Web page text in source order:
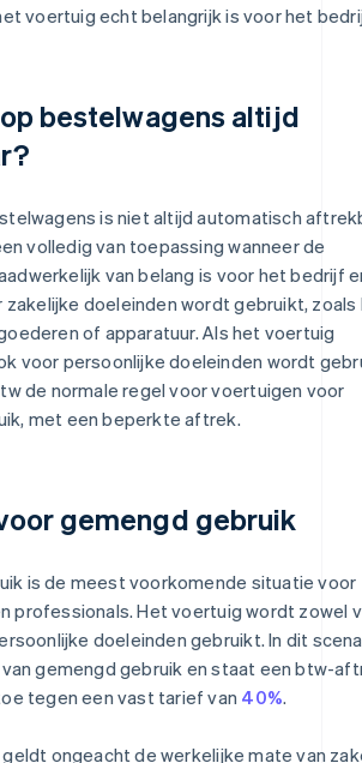
voertuig echt belangrijk is voor het
bestelwagens altijd
is niet altijd automatisch
volledig van toepassing wanneer de
van belang is voor het bedrijf
zakelijke doeleinden wordt gebruikt, zoals
of apparatuur. Als het voertuig
voor persoonlijke doeleinden wordt
de normale regel voor voertuigen voor
met een beperkte aftrek.
gemengd gebruik
is de meest voorkomende situatie voor
professionals. Het voertuig wordt zowel
doeleinden gebruikt. In dit
gemengd gebruik en staat een btw-
tegen een vast tarief van 40%.
ongeacht de werkelijke mate van